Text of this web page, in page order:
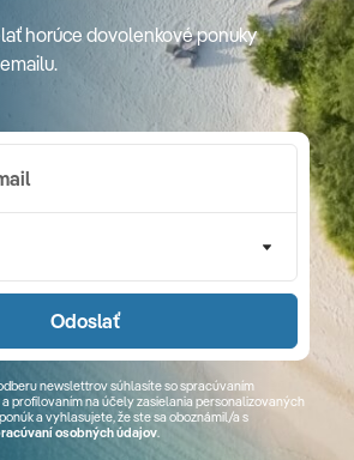
horúce dovolenkové ponuky
Odoslať
newslettrov súhlasíte so spracúvaním
profilovaním na účely zasielania personalizovaných
a vyhlasujete, že ste sa oboznámil/a s
osobných údajov.